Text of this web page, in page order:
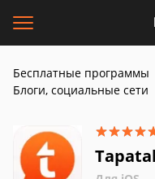
Бесплатные программы
Блоги, социальные сети